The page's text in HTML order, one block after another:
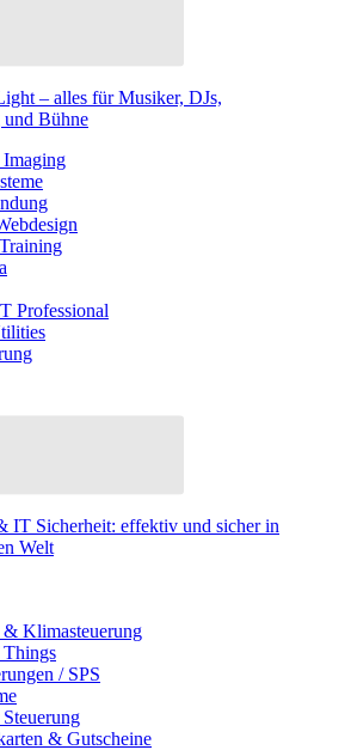
– alles für Musiker, DJs,
Bühne
Professional
IT Sicherheit: effektiv und sicher in
Welt
Klimasteuerung
/ SPS
& Gutscheine